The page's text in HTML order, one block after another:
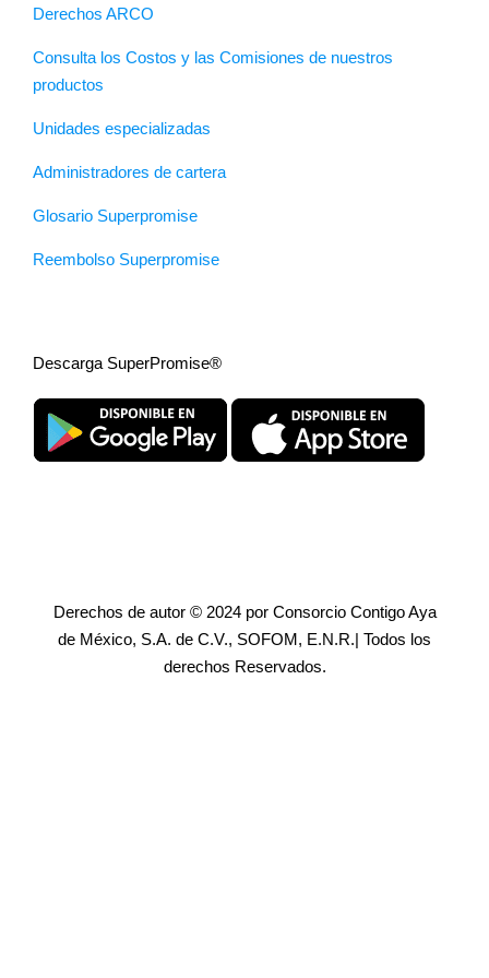
Derechos ARCO
Consulta los Costos y las Comisiones de nuestros
productos
Unidades especializadas
Administradores de cartera
Glosario Superpromise
Reembolso Superpromise
Descarga SuperPromise®
Derechos de autor © 2024 por Consorcio Contigo Aya
de México, S.A. de C.V., SOFOM, E.N.R.| Todos los
derechos Reservados.